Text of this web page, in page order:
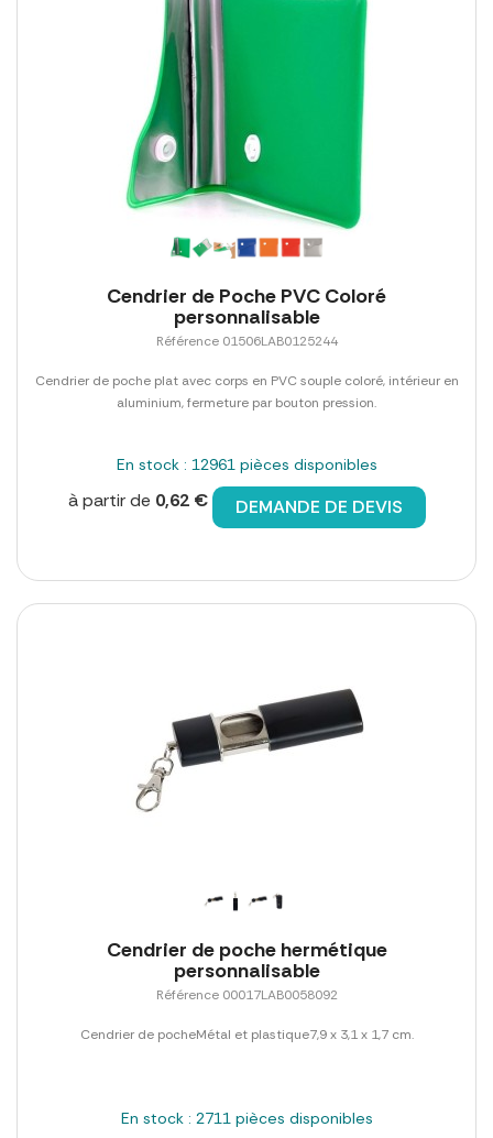
Cendrier de Poche PVC Coloré
personnalisable
Référence 01506LAB0125244
Cendrier de poche plat avec corps en PVC souple coloré, intérieur en
aluminium, fermeture par bouton pression.
En stock : 12961 pièces disponibles
à partir de 0,62 € DEMANDE DE DEVIS
Cendrier de poche hermétique
personnalisable
Référence 00017LAB0058092
Cendrier de pocheMétal et plastique7,9 x 3,1 x 1,7 cm.
En stock : 2711 pièces disponibles